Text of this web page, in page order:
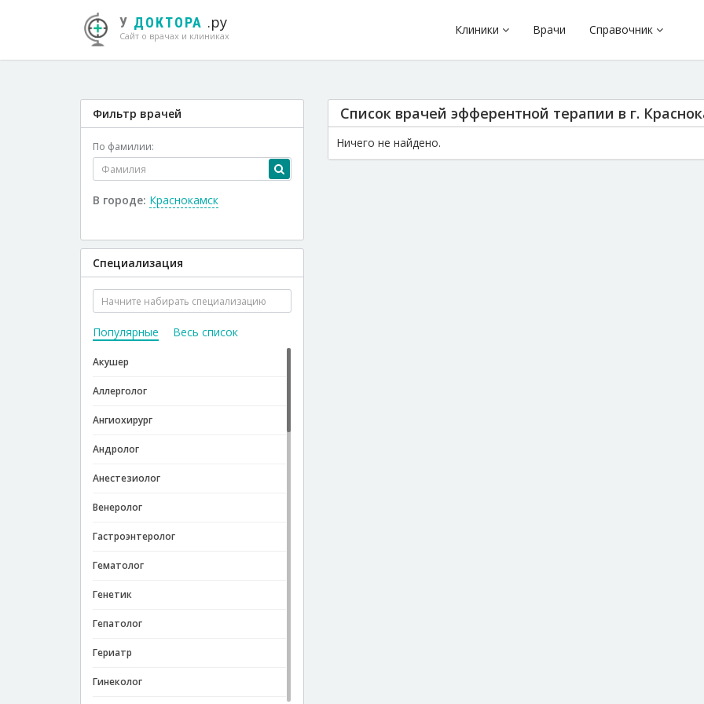
У ДОКТОРА .ру
Сайт о врачах и клиниках Клиники Врачи Справочник
Список врачей эфферентной терапии в г.
Ничего не найдено.
Фильтр врачей
По фамилии:
В городе: Краснокамск
Специализация
Популярные Весь список
Акушер
Аллерголог
Ангиохирург
Андролог
Анестезиолог
Венеролог
Гастроэнтеролог
Гематолог
Генетик
Гепатолог
Гериатр
Гинеколог